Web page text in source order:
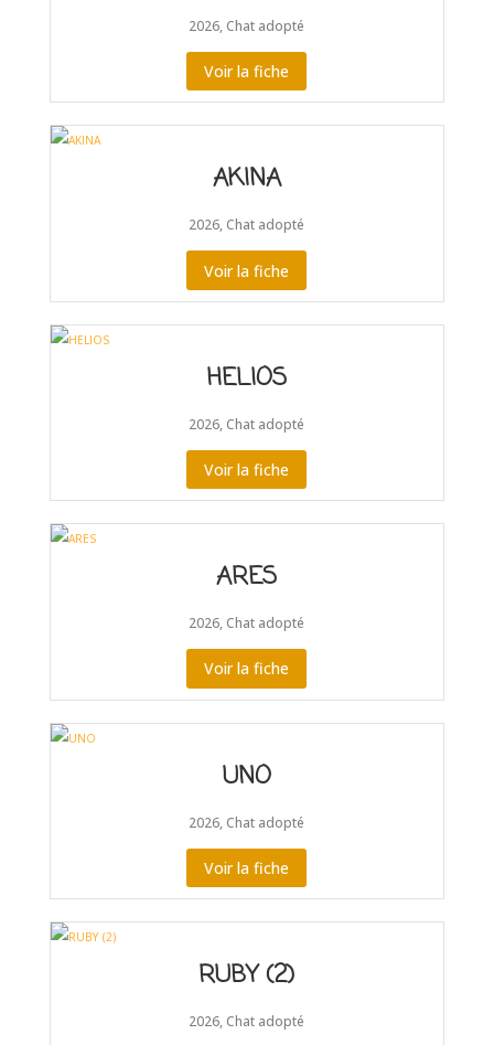
2026, Chat adopté
Voir la fiche
AKINA
2026, Chat adopté
Voir la fiche
HELIOS
2026, Chat adopté
Voir la fiche
ARES
2026, Chat adopté
Voir la fiche
UNO
2026, Chat adopté
Voir la fiche
RUBY (2)
2026, Chat adopté